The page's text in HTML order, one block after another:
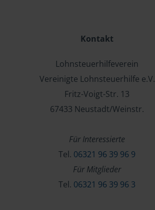
Kontakt
Lohnsteuerhilfeverein
Vereinigte Lohnsteuerhilfe e.V.
Fritz-Voigt-Str. 13
67433 Neustadt/Weinstr.
Für Interessierte
Tel. 06321 96 39 96 9
Für Mitglieder
Tel. 06321 96 39 96 3